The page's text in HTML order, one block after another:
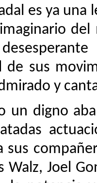
es ya una
del
de sus
y
un digno
sus
Walz, Joel